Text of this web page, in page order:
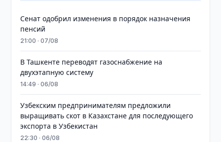
Сенат одобрил изменения в порядок назначения
пенсий
21:00 · 07/08
В Ташкенте переводят газоснабжение на
двухэтапную систему
14:49 · 06/08
Узбекским предпринимателям предложили
выращивать скот в Казахстане для последующего
экспорта в Узбекистан
22:30 · 06/08